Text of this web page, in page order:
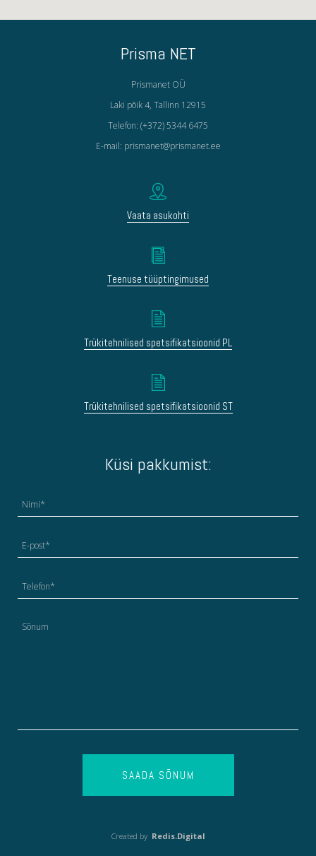
Prisma NET
Prismanet OÜ
Laki põik 4, Tallinn 12915
Telefon: (+372) 5344 6475
E-mail: prismanet@prismanet.ee
Vaata asukohti
Teenuse tüüptingimused
Trükitehnilised spetsifikatsioonid PL
Trükitehnilised spetsifikatsioonid ST
Küsi pakkumist:
SAADA SÕNUM
Created by Redis.Digital